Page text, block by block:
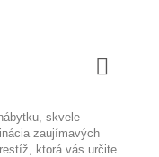
skvele
zaujímavých
ktorá vás určite